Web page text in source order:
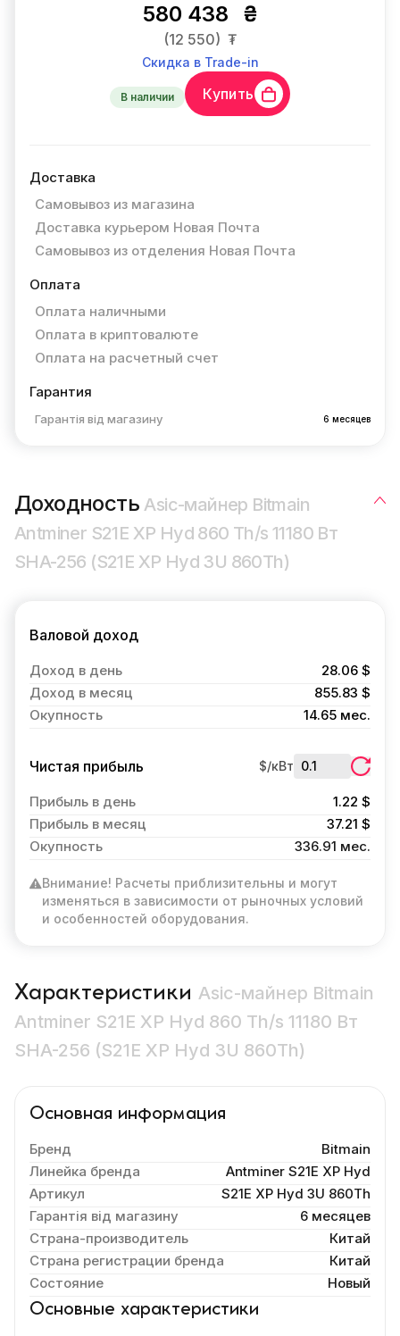
580 438 ₴
(12 550) ₮
Скидка в Trade-in
В наличии Купить
Доставка
Самовывоз из магазина
Доставка курьером Новая Почта
Самовывоз из отделения Новая Почта
Оплата
Оплата наличными
Оплата в криптовалюте
Оплата на расчетный счет
Гарантия
Гарантія від магазину 6 месяцев
ДоходностьAsic-майнер Bitmain
Antminer S21E XP Hyd 860 Th/s 11180 Вт
SHA-256 (S21E XP Hyd 3U 860Th)
Валовой доход
Доход в день
28.06 $
Доход в месяц
855.83 $
Окупность
14.65 мес.
Чистая прибыль $/кВт
Прибыль в день
1.22 $
Прибыль в месяц
37.21 $
Окупность
336.91 мес.
Внимание! Расчеты приблизительны и могут
изменяться в зависимости от рыночных условий
и особенностей оборудования.
Характеристики Asic-майнер Bitmain
Antminer S21E XP Hyd 860 Th/s 11180 Вт
SHA-256 (S21E XP Hyd 3U 860Th)
Основная информация
Бренд
Bitmain
Линейка бренда
Antminer S21E XP Hyd
Артикул
S21E XP Hyd 3U 860Th
Гарантія від магазину
6 месяцев
Страна-производитель
Китай
Страна регистрации бренда
Китай
Состояние
Новый
Основные характеристики